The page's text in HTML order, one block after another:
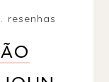
. resenhas